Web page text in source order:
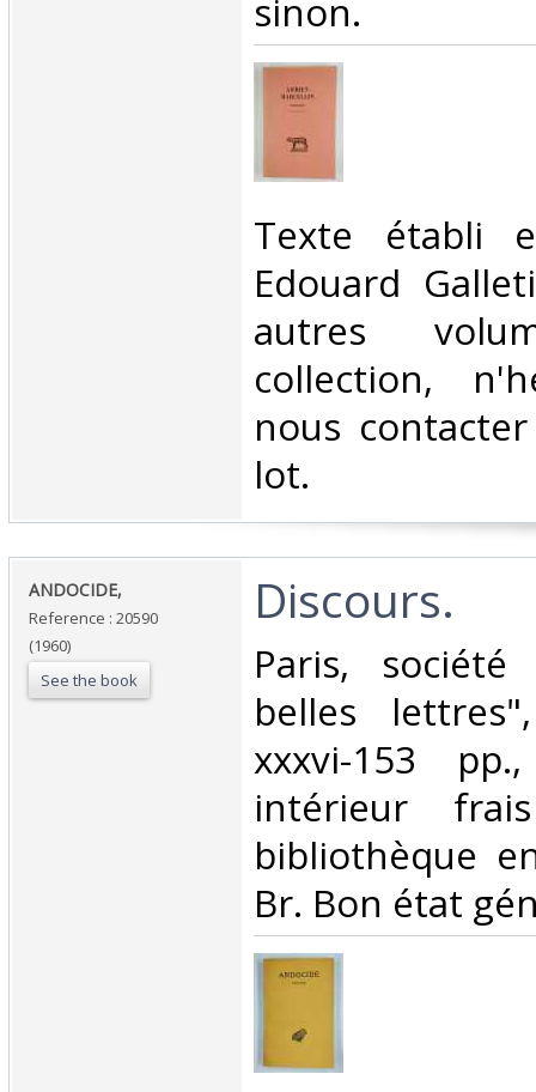
sinon.‎
‎Texte établi
Edouard
autres
collection,
nous
lot.‎
‎ANDOCIDE,‎
Reference : 20590
(1960)
See the book
‎Discours.‎
‎Paris,
belles
xxxvi-153
intérieur
bibliothèque
Br. Bon état